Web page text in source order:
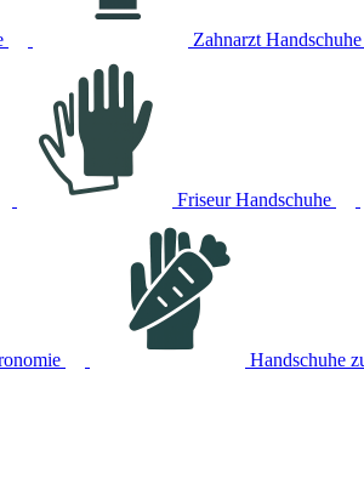
Zahnarzt Handschuhe
Friseur Handschuhe
Handschuhe